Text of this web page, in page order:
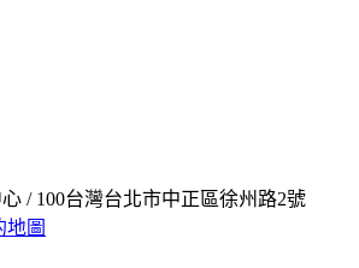
/ 100台灣台北市中正區徐州路2號
地圖